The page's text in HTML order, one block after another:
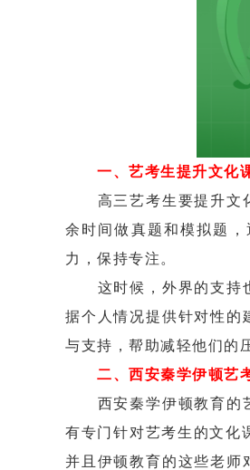
一、艺考生提升文化
高三艺考生要提升文化
余时间做真题和模拟题
力，保持专注。
这时候，外界的支持也
据个人情况提供针对性的
与支持，帮助减轻他们的
二、西安秦学伊顿艺
西安秦学伊顿教育的艺
有专门针对艺考生的文化
并且伊顿教育的这些老师